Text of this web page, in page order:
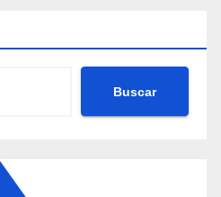
Buscar